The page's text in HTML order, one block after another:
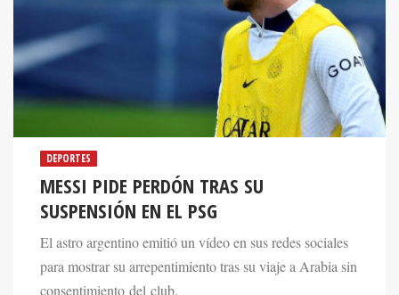
DEPORTES
MESSI PIDE PERDÓN TRAS SU
SUSPENSIÓN EN EL PSG
El astro argentino emitió un vídeo en sus redes sociales
para mostrar su arrepentimiento tras su viaje a Arabia sin
consentimiento del club.